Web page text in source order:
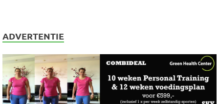
ADVERTENTIE